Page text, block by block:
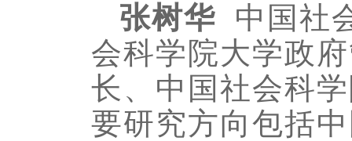
张树华 中国社
会科学院大学政
长、中国社会科
要研究方向包括